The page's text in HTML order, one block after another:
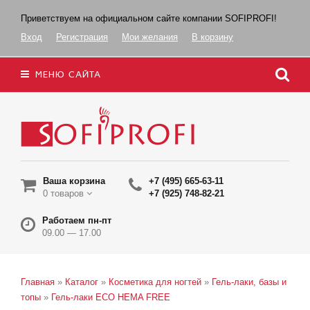
Приветствуем на официальном сайте компании SOFIPROFI!
Вход
Регистрация Мои желания В корзину
МЕНЮ САЙТА
Ваша корзина
0 товаров
+7 (495) 665-63-11
+7 (925) 748-82-21
Работаем пн-пт
09.00 — 17.00
Главная » Каталог » Косметика для ногтей » Гель-лаки, базы и
топы » Гель-лаки ECO HEMA FREE